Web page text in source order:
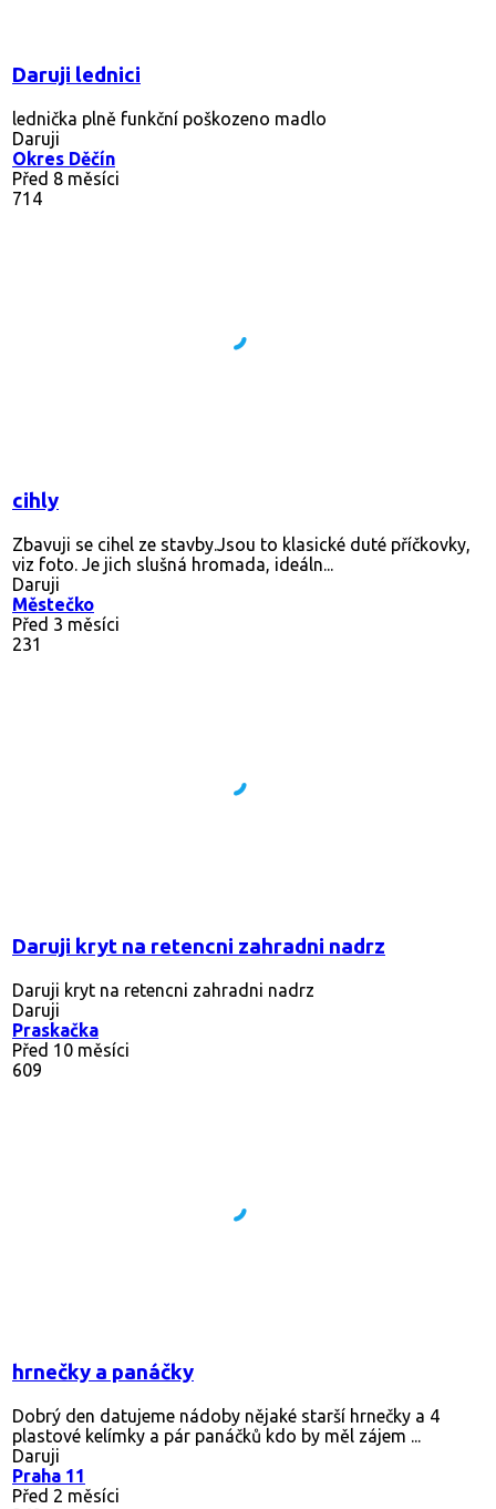
Daruji lednici
lednička plně funkční poškozeno madlo
Daruji
Okres Děčín
Před 8 měsíci
714
cihly
Zbavuji se cihel ze stavby.Jsou to klasické duté příčkovky,
viz foto. Je jich slušná hromada, ideáln...
Daruji
Městečko
Před 3 měsíci
231
Daruji kryt na retencni zahradni nadrz
Daruji kryt na retencni zahradni nadrz
Daruji
Praskačka
Před 10 měsíci
609
hrnečky a panáčky
Dobrý den datujeme nádoby nějaké starší hrnečky a 4
plastové kelímky a pár panáčků kdo by měl zájem ...
Daruji
Praha 11
Před 2 měsíci